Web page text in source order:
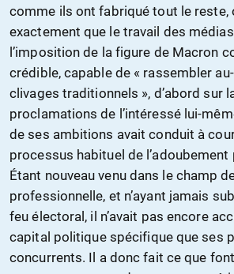
comme ils ont fabriqué tout le reste,
exactement que le travail des
l’imposition de la figure de Macron
crédible, capable de « rassembler
clivages traditionnels », d’abord sur
proclamations de l’intéressé lui-
de ses ambitions avait conduit à
processus habituel de l’adoubement
Étant nouveau venu dans le champ
professionnelle, et n’ayant jamais
feu électoral, il n’avait pas encore
capital politique spécifique que ses
concurrents. Il a donc fait ce que